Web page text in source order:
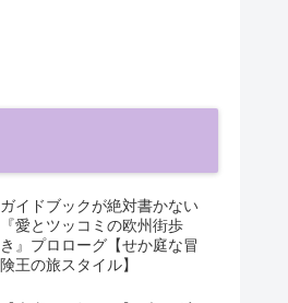
ガイドブックが絶対書かない
『愛とツッコミの欧州街歩
き』プロローグ【せか庭な冒
険王の旅スタイル】